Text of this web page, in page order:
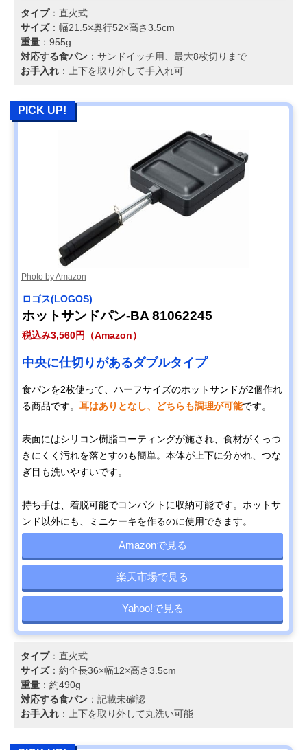
タイプ：直火式
サイズ：幅21.5×奥行52×高さ3.5cm
重量 ：955g
対応する食パン ：サンドイッチ用、最大8枚切りまで
お手入れ ：上下を取り外して手入れ可
PICK UP!
Photo by Amazon
ロゴス(LOGOS)
ホットサンドパン-BA 81062245
税込み3,560円（Amazon）
中央に仕切りがあるダブルタイプ
食パンを2枚使って、ハーフサイズのホットサンドが2個作れ
る商品です。 耳はありとなし、どちらも調理が可能です。
表面にはシリコン樹脂コーティングが施され、食材がくっつ
きにくく汚れを落とすのも簡単。本体が上下に分かれ、つな
ぎ目も洗いやすいです。
持ち手は、着脱可能でコンパクトに収納可能です。ホットサ
ンド以外にも、ミニケーキを作るのに使用できます。
Amazonで見る
楽天市場で見る
Yahoo!で見る
タイプ：直火式
サイズ：約全長36×幅12×高さ3.5cm
重量 ：約490g
対応する食パン ：記載未確認
お手入れ ：上下を取り外して丸洗い可能